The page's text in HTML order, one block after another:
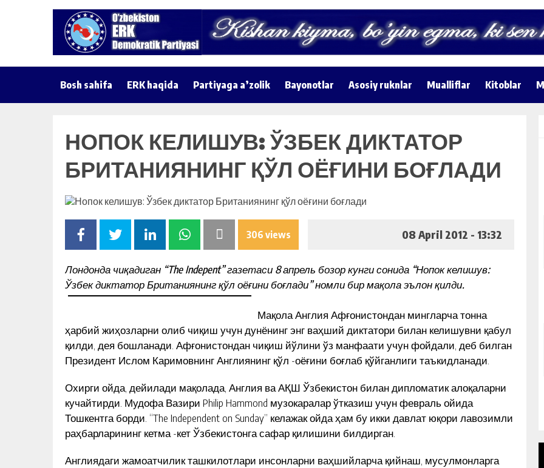
Bosh sahifa ERK haqida Partiyaga a’zolik Bayonotlar Asosiy ruknlar Mualliflar Kitoblar
НОПОК КЕЛИШУВ: ЎЗБЕК ДИКТАТОР
БРИТАНИЯНИНГ ҚЎЛ ОЁҒИНИ БОҒЛАДИ
306 views 08 April 2012 - 13:32
Лондонда чиқадиган “The Indepent” газетаси 8 апрель бозор кунги сонида “Нопок келишув:
Ўзбек диктатор Британиянинг қўл оёғини боғлади” номли бир мақола эълон қилди.
Мақола Англия Афғонистондан мингларча тонна
ҳарбий жиҳозларни олиб чиқиш учун дунёнинг энг ваҳший диктатори билан келишувни қабул
қилди, дея бошланади. Афғонистондан чиқиш йўлини ўз манфаати учун фойдали, деб билган
Президент Ислом Каримовнинг Англиянинг қўл -оёғини боғлаб қўйганлиги таъкидланади.
Охирги ойда, дейилади мақолада, Англия ва АҚШ Ўзбекистон билан дипломатик алоқаларни
кучайтирди. Мудофа Вазири Philip Hammond музокаралар ўтказиш учун февраль ойида
Тошкентга борди. “The Independent on Sunday” келажак ойда ҳам бу икки давлат юқори лавозимли
раҳбарларининг кетма -кет Ўзбекистонга сафар қилишини билдирган.
Англиядаги жамоатчилик ташкилотлари инсонларни ваҳшийларча қийнаш, мусулмонларга